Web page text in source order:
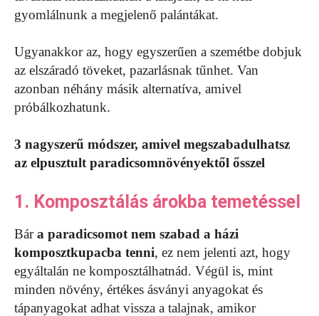
gyomlálnunk a megjelenő palántákat.
Ugyanakkor az, hogy egyszerűen a szemétbe dobjuk
az elszáradó töveket, pazarlásnak tűnhet. Van
azonban néhány másik alternatíva, amivel
próbálkozhatunk.
3 nagyszerű módszer, amivel megszabadulhatsz
az elpusztult paradicsomnövényektől ősszel
1. Komposztálás árokba temetéssel
Bára paradicsomot nem szabad a házi
komposztkupacba tenni, ez nem jelenti azt, hogy
egyáltalán ne komposztálhatnád. Végül is, mint
minden növény, értékes ásványi anyagokat és
tápanyagokat adhat vissza a talajnak, amikor